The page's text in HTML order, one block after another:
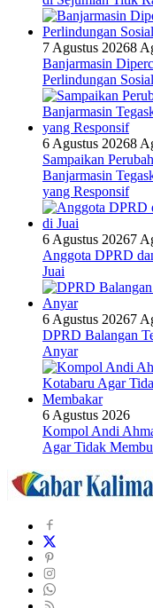
7 Agustus 20268
Banjarmasin
Perlindungan
6 Agustus 20268
Sampaikan
Banjarmasin
yang Responsif
6 Agustus 20267
Anggota DPRD
Juai
6 Agustus 20267
DPRD Balangan
Anyar
6 Agustus 2026
Kompol Andi
Agar Tidak